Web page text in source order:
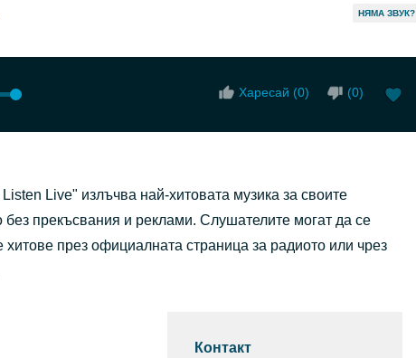
НЯМА ЗВУК?
Харесай (0) (0)
Live" излъчва най-хитовата музика за своите
прекъсвания и реклами. Слушателите могат да се
през официалната страница за радиото или чрез
Контакт